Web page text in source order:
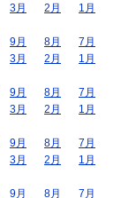
3月 2月
1月
9月 8月
7月
3月 2月
1月
9月 8月
7月
3月 2月
1月
9月 8月
7月
3月 2月
1月
9月 8月 7月